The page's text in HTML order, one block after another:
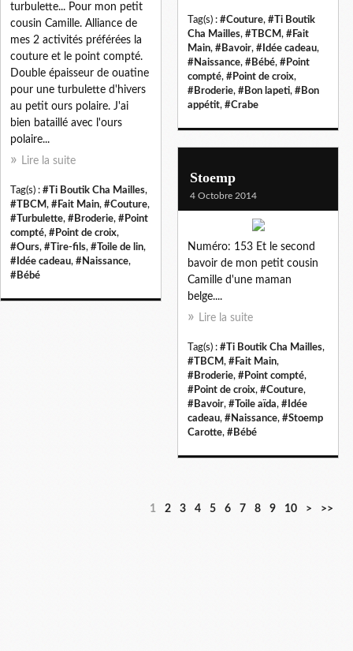
Tag(s) : #Couture, #Ti Boutik
Cha Mailles, #TBCM, #Fait
Main, #Bavoir, #Idée cadeau,
#Naissance, #Bébé, #Point
compté, #Point de croix,
#Broderie, #Bon lapeti, #Bon
appétit, #Crabe
turbulette... Pour mon petit
cousin Camille. Alliance de
mes 2 activités préférées la
couture et le point compté.
Double épaisseur de ouatine
pour une turbulette d'hivers
au petit ours polaire. J'ai
bien bataillé avec l'ours
polaire...
Lire la suite
Tag(s) : #Ti Boutik Cha Mailles,
#TBCM, #Fait Main, #Couture,
#Turbulette, #Broderie, #Point
compté, #Point de croix,
#Ours, #Tire-fils, #Toile de lin,
#Idée cadeau, #Naissance,
#Bébé
Stoemp
4 Octobre 2014
Numéro: 153 Et le second
bavoir de mon petit cousin
Camille d'une maman
belge....
Lire la suite
Tag(s) : #Ti Boutik Cha Mailles,
#TBCM, #Fait Main,
#Broderie, #Point compté,
#Point de croix, #Couture,
#Bavoir, #Toile aïda, #Idée
cadeau, #Naissance, #Stoemp
Carotte, #Bébé
1 2 3 4 5 6 7 8 9 10 > >>